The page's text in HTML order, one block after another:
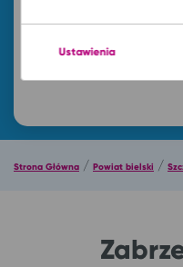
so. 8 sie.
Strona Główna / Powiat bielski /
Ustawienia